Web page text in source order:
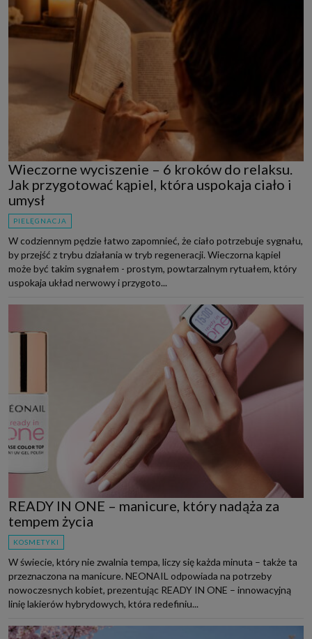
Wieczorne wyciszenie – 6 kroków do relaksu.
Jak przygotować kąpiel, która uspokaja ciało i
umysł
PIELĘGNACJA
W codziennym pędzie łatwo zapomnieć, że ciało potrzebuje sygnału,
by przejść z trybu działania w tryb regeneracji. Wieczorna kąpiel
może być takim sygnałem - prostym, powtarzalnym rytuałem, który
uspokaja układ nerwowy i przygoto...
READY IN ONE – manicure, który nadąża za
tempem życia
KOSMETYKI
W świecie, który nie zwalnia tempa, liczy się każda minuta – także ta
przeznaczona na manicure. NEONAIL odpowiada na potrzeby
nowoczesnych kobiet, prezentując READY IN ONE – innowacyjną
linię lakierów hybrydowych, która redefiniu...